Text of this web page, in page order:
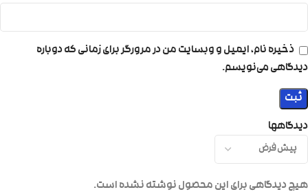
دیدگاهها
هیچ دیدگاهی برای این محصول نوشته نشده است.
ذخیره نام، ایمیل و وبسایت من در مرورگر برای زمانی که دوباره
دیدگاهی می‌نویسم.